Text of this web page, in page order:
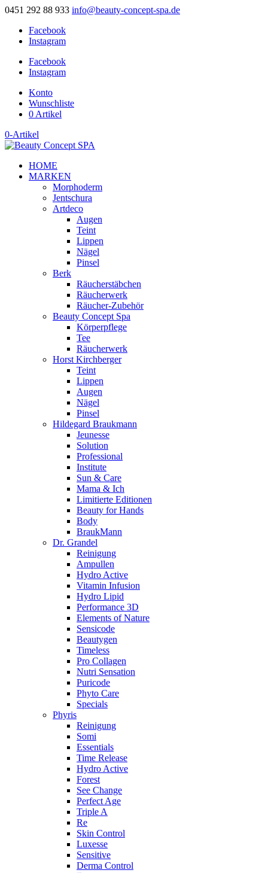
0451 292 88 933 info@beauty-concept-spa.de
Facebook
Instagram
Facebook
Instagram
Konto
Wunschliste
0 Artikel
0-Artikel
HOME
MARKEN
Morphoderm
Jentschura
Artdeco
Augen
Teint
Lippen
Nägel
Pinsel
Berk
Räucherstäbchen
Räucherwerk
Räucher-Zubehör
Beauty Concept Spa
Körperpflege
Tee
Räucherwerk
Horst Kirchberger
Teint
Lippen
Augen
Nägel
Pinsel
Hildegard Braukmann
Jeunesse
Solution
Professional
Institute
Sun & Care
Mama & Ich
Limitierte Editionen
Beauty for Hands
Body
BraukMann
Dr. Grandel
Reinigung
Ampullen
Hydro Active
Vitamin Infusion
Hydro Lipid
Performance 3D
Elements of Nature
Sensicode
Beautygen
Timeless
Pro Collagen
Nutri Sensation
Puricode
Phyto Care
Specials
Phyris
Reinigung
Somi
Essentials
Time Release
Hydro Active
Forest
See Change
Perfect Age
Triple A
Re
Skin Control
Luxesse
Sensitive
Derma Control